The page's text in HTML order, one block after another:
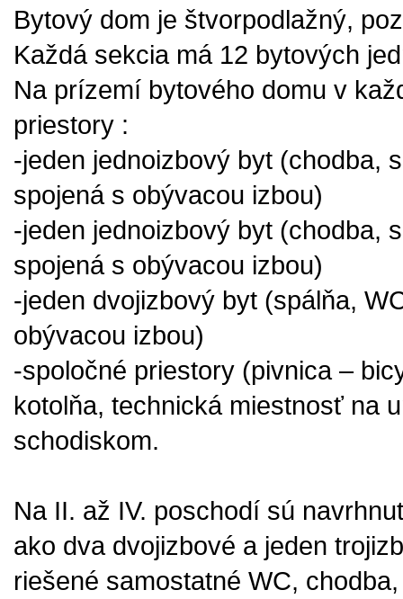
Bytový dom je štvorpodlažný,
Každá sekcia má 12 bytových
Na prízemí bytového domu v
priestory :
-jeden jednoizbový byt (chodba,
spojená s obývacou izbou)
-jeden jednoizbový byt (chodba,
spojená s obývacou izbou)
-jeden dvojizbový byt (spálňa,
obývacou izbou)
-spoločné priestory (pivnica –
kotolňa, technická miestnosť na
schodiskom.
Na II. až IV. poschodí sú
ako dva dvojizbové a jeden
riešené samostatné WC,